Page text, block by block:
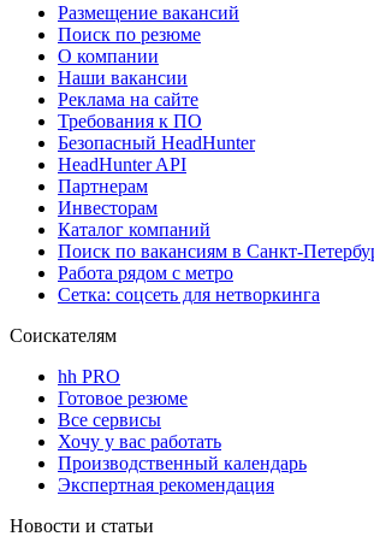
Размещение вакансий
Поиск по резюме
О компании
Наши вакансии
Реклама на сайте
Требования к ПО
Безопасный HeadHunter
HeadHunter API
Партнерам
Инвесторам
Каталог компаний
Поиск по вакансиям в Санкт-
Работа рядом с метро
Сетка: соцсеть для нетворкинга
Соискателям
hh PRO
Готовое резюме
Все сервисы
Хочу у вас работать
Производственный календарь
Экспертная рекомендация
Новости и статьи